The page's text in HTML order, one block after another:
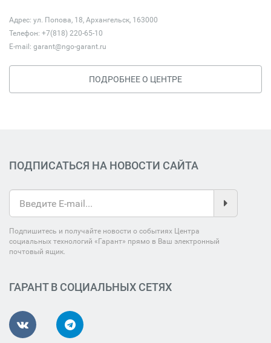
Адрес: ул. Попова, 18, Архангельск, 163000
Телефон: +7(818) 220-65-10
E-mail: garant@ngo-garant.ru
ПОДРОБНЕЕ О ЦЕНТРЕ
ПОДПИСАТЬСЯ НА НОВОСТИ САЙТА
Подпишитесь и получайте новости о событиях Центра
социальных технологий «Гарант» прямо в Ваш электронный
почтовый ящик.
ГАРАНТ В СОЦИАЛЬНЫХ СЕТЯХ